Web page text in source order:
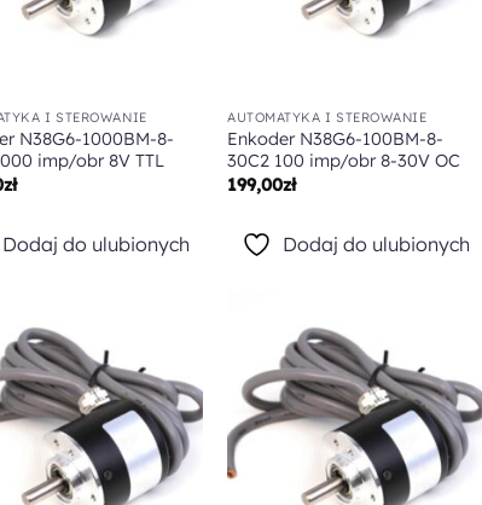
I STEROWANIE
N38G6-1000BM-8-
imp/obr 8V TTL
zł
Dodaj do ulubionych
AUTOMATYKA I STEROWANIE
Enkoder N38G6-100BM-8-
30C2 100 imp/obr 8-30V OC
199,00zł
Dodaj do ulubionych
ulubionych
ulubionych